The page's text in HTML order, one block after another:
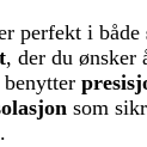
perfekt i både
, der du ønsker
som